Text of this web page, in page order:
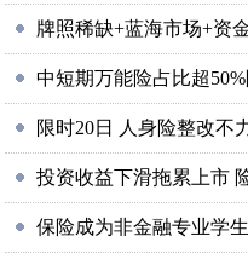
牌照稀缺+蓝海市场+资
中短期万能险占比超
限时20日 人身险整改不
投资收益下滑拖累上市
保险成为非金融专业学